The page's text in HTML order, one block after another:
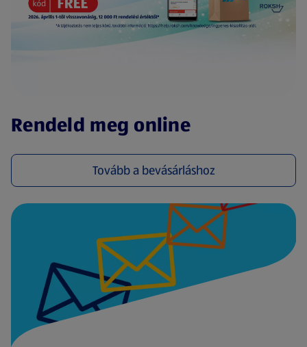
Rendeld meg online
Tovább a bevásárláshoz
(új oldalon nyílik meg)